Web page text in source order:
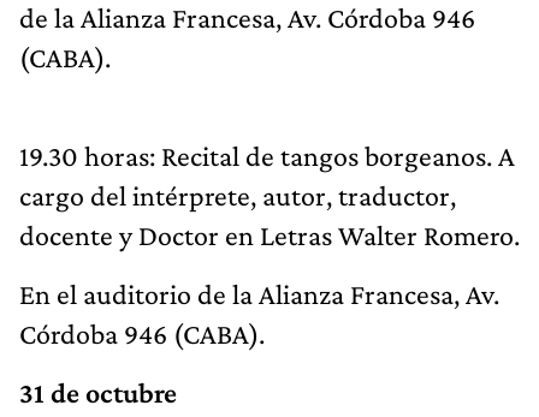
de la Alianza Francesa, Av. Córdoba 946
(CABA).
19.30 horas: Recital de tangos borgeanos. A
cargo del intérprete, autor, traductor,
docente y Doctor en Letras Walter Romero.
En el auditorio de la Alianza Francesa, Av.
Córdoba 946 (CABA).
31 de octubre